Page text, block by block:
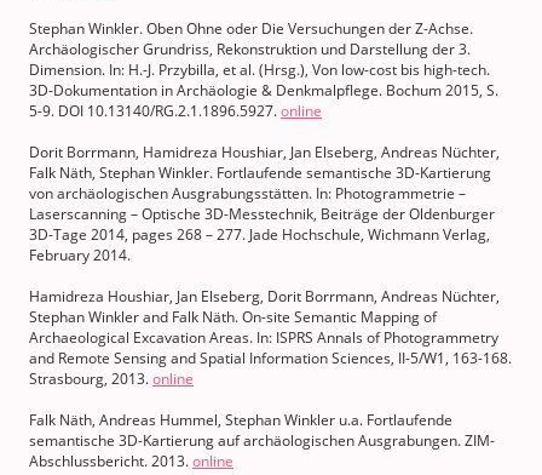
Stephan Winkler. Oben Ohne oder Die Versuchungen der Z-Achse.
Archäologischer Grundriss, Rekonstruktion und Darstellung der 3.
Dimension. In: H.-J. Przybilla, et al. (Hrsg.), Von low-cost bis high-tech.
3D-Dokumentation in Archäologie & Denkmalpflege. Bochum 2015, S.
5-9. DOI 10.13140/RG.2.1.1896.5927.online
Dorit Borrmann, Hamidreza Houshiar, Jan Elseberg, Andreas Nüchter,
Falk Näth, Stephan Winkler. Fortlaufende semantische 3D-Kartierung
von archäologischen Ausgrabungsstätten. In: Photogrammetrie –
Laserscanning – Optische 3D-Messtechnik, Beiträge der Oldenburger
3D-Tage 2014, pages 268 – 277. Jade Hochschule, Wichmann Verlag,
February 2014.
Hamidreza Houshiar, Jan Elseberg, Dorit Borrmann, Andreas Nüchter,
Stephan Winkler and Falk Näth. On-site Semantic Mapping of
Archaeological Excavation Areas. In: ISPRS Annals of Photogrammetry
and Remote Sensing and Spatial Information Sciences, II-5/W1, 163-168.
Strasbourg, 2013.online
Falk Näth, Andreas Hummel, Stephan Winkler u.a. Fortlaufende
semantische 3D-Kartierung auf archäologischen Ausgrabungen. ZIM-
Abschlussbericht. 2013.online